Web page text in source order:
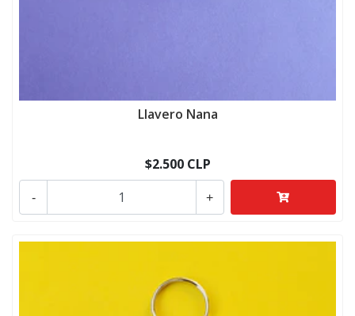
Llavero Nana
$2.500 CLP
+
-